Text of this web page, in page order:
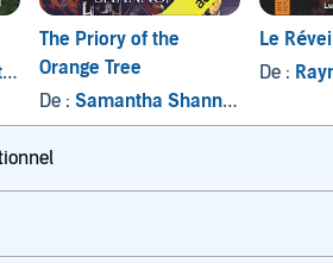
, et autres
The Priory of the
Orange Tree
De : Samantha Shannon
Le
De :